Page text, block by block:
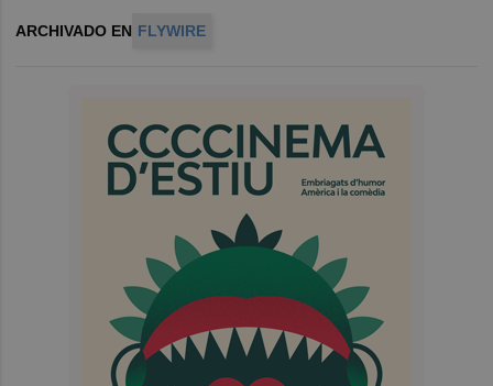
ARCHIVADO EN FLYWIRE